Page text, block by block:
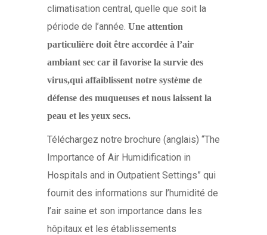
climatisation central, quelle que soit la
période de l’année. Une attention
particulière doit être accordée à l’air
ambiant sec car il favorise la survie des
virus,qui affaiblissent notre système de
défense des muqueuses et nous laissent la
peau et les yeux secs.
Téléchargez notre brochure (anglais) “The
Importance of Air Humidification in
Hospitals and in Outpatient Settings” qui
fournit des informations sur l’humidité de
l’air saine et son importance dans les
hôpitaux et les établissements